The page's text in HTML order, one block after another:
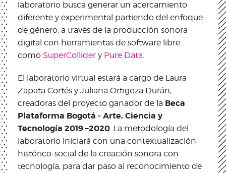
laboratorio busca generar un acercamiento
diferente y experimental partiendo del enfoque
de género, a través de la producción sonora
digital con herramientas de software libre
como SuperCollider y Pure Data
El laboratorio virtual estará a cargo de Laura
Zapata Cortés y Juliana Ortigoza Durán,
creadoras del proyecto ganador​ de la ​ Beca​
Plataforma Bogotá - Arte, Ciencia y
Tecnología ​2019 –2020 . La metodología del
laboratorio iniciará con una contextualización
histórico-social de la creación sonora con
tecnología, para dar paso al reconocimiento de